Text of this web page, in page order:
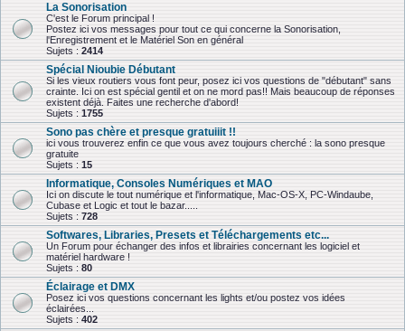
La Sonorisation
C'est le Forum principal !
Postez ici vos messages pour tout ce qui concerne la Sonorisation,
l'Enregistrement et le Matériel Son en général
Sujets : 2414
Spécial Nioubie Débutant
Si les vieux routiers vous font peur, posez ici vos questions de "débutant" sans
crainte. Ici on est spécial gentil et on ne mord pas!! Mais beaucoup de réponses
existent déjà. Faites une recherche d'abord!
Sujets : 1755
Sono pas chère et presque gratuiiit !!
ici vous trouverez enfin ce que vous avez toujours cherché : la sono presque
gratuite
Sujets : 15
Informatique, Consoles Numériques et MAO
Ici on discute le tout numérique et l'informatique, Mac-OS-X, PC-Windaube,
Cubase et Logic et tout le bazar.....
Sujets : 728
Softwares, Libraries, Presets et Téléchargements etc...
Un Forum pour échanger des infos et librairies concernant les logiciel et
matériel hardware !
Sujets : 80
Éclairage et DMX
Posez ici vos questions concernant les lights et/ou postez vos idées
éclairées...
Sujets : 402